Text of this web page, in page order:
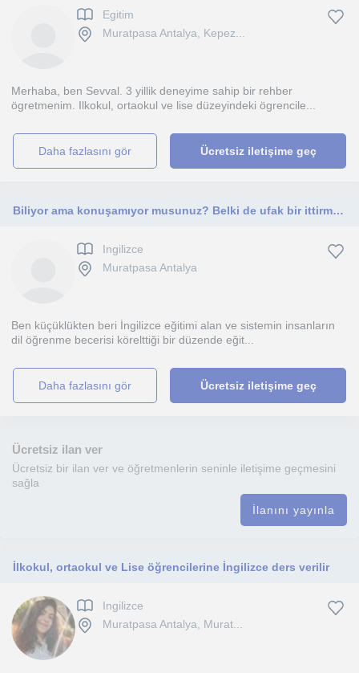
Egitim
Muratpasa Antalya, Kepez...
Merhaba, ben Sevval. 3 yillik deneyime sahip bir rehber
ögretmenim. Ilkokul, ortaokul ve lise düzeyindeki ögrencile...
daha fazlasını gör Ücretsiz iletişime geç
Biliyor ama konuşamıyor musunuz? Belki de ufak bir ittirme gücüne ve kendi özgüveninizi bulmamıza ihitiyacınız vardır
Ingilizce
Muratpasa Antalya
Ben küçüklükten beri İngilizce eğitimi alan ve sistemin insanların
dil öğrenme becerisi körelttiği bir düzende eğit...
daha fazlasını gör Ücretsiz iletişime geç
Ücretsiz ilan ver
Ücretsiz bir ilan ver ve öğretmenlerin seninle iletişime geçmesini
sağla
İlanını yayınla
İlkokul, ortaokul ve Lise öğrencilerine İngilizce ders verilir
Ingilizce
Muratpasa Antalya, Murat...